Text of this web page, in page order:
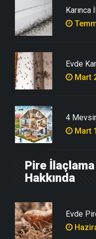
Karınca
Evde
Mart
4
Mart
Pire İlaçlama
Hakkında
Evde